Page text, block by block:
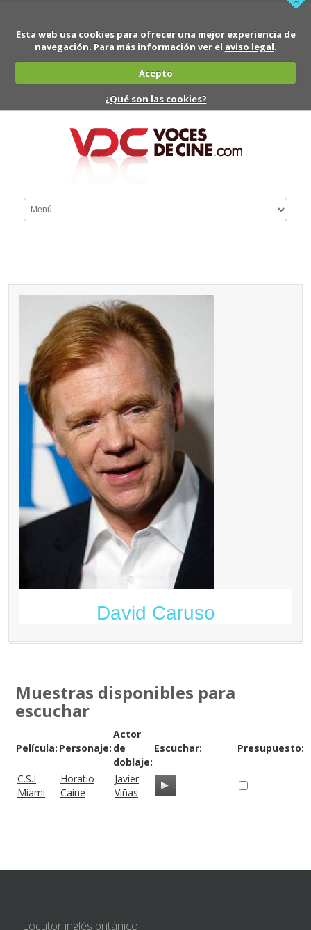
Esta web usa cookies para ofrecer una mejor experiencia de
navegación. Para más información ver el aviso legal.
Acepto
¿Qué son las cookies?
David Caruso
Muestras disponibles para
escuchar
Película: Personaje:
Actor
de
doblaje:
Escuchar: Presupuesto:
C.S.I
Miami
Horatio
Caine
Javier
Viñas
Locutor inglés británico